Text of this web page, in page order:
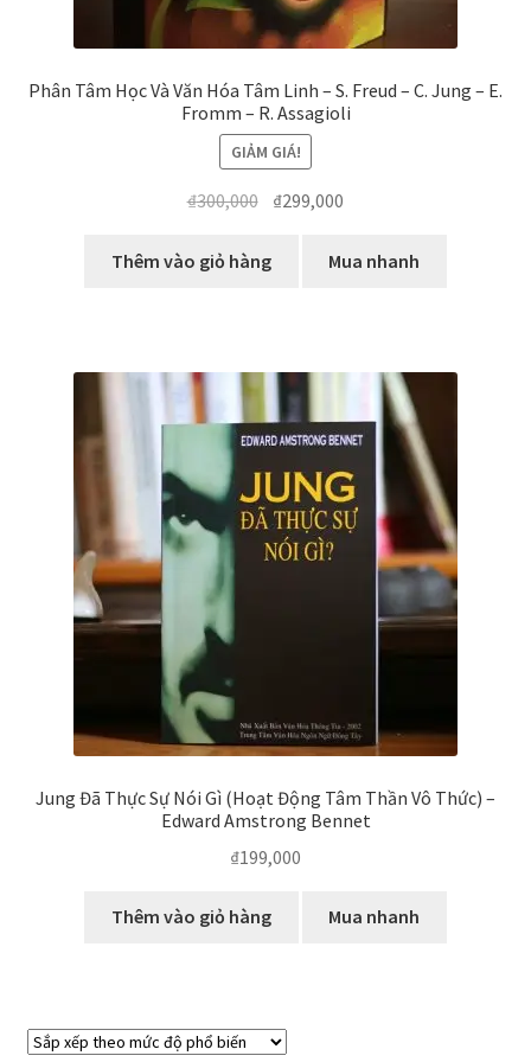
Phân Tâm Học Và Văn Hóa Tâm Linh – S. Freud – C. Jung – E.
Fromm – R. Assagioli
GIẢM GIÁ!
₫300,000 Giá
là:
₫299,000
tại
Thêm vào giỏ hàng Mua nhanh
Jung Đã Thực Sự Nói Gì (Hoạt Động Tâm Thần Vô Thức) –
Edward Amstrong Bennet
₫199,000
Thêm vào giỏ hàng Mua nhanh